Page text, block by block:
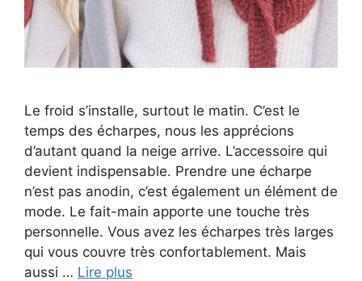
Le froid s’installe, surtout le matin. C’est le
temps des écharpes, nous les apprécions
d’autant quand la neige arrive. L’accessoire qui
devient indispensable. Prendre une écharpe
n’est pas anodin, c’est également un élément de
mode. Le fait-main apporte une touche très
personnelle. Vous avez les écharpes très larges
qui vous couvre très confortablement. Mais
aussi … Lire plus